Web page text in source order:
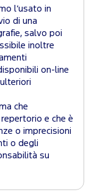
l’usato in
di una
salvo poi
inoltre
on-line
che
e che è
o imprecisioni
o degli
su